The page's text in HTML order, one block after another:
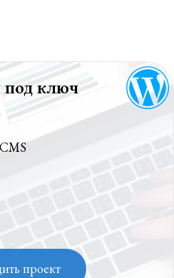
под ключ
проект